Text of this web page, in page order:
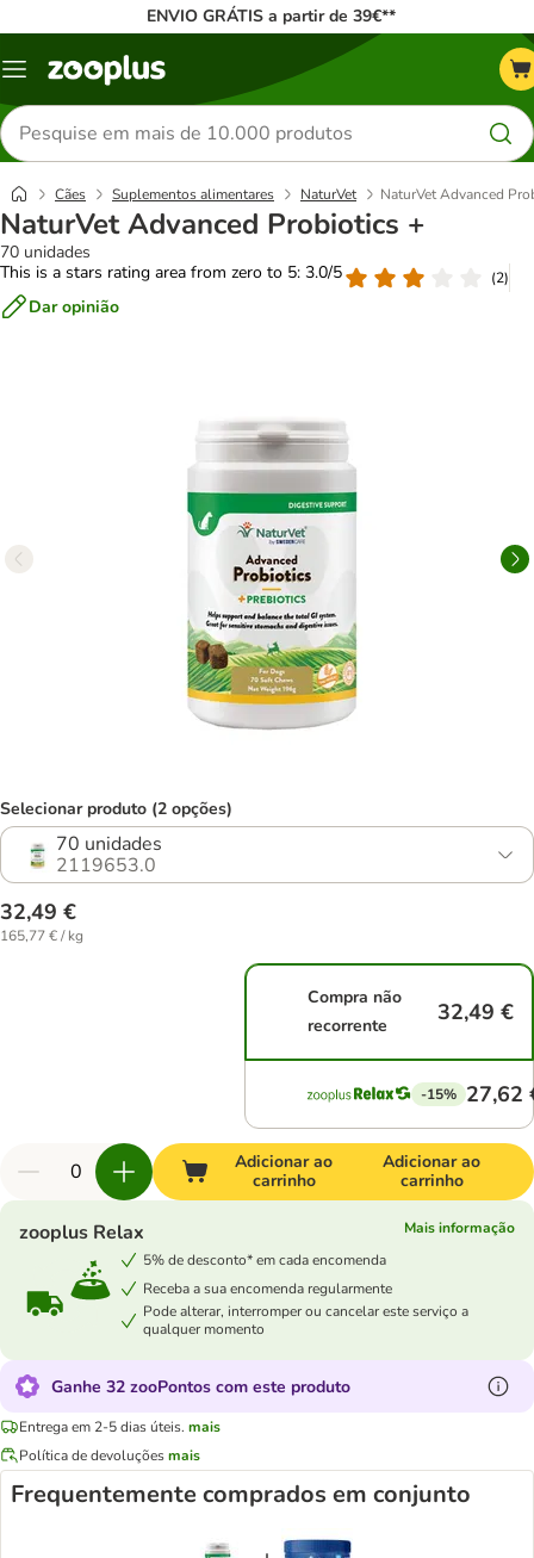
ENVIO GRÁTIS a partir de 39€**
Menu
Pesquisar
produtos
Cães Suplementos alimentares NaturVet NaturVet Advanced
NaturVet Advanced Probiotics +
70 unidades
This is a stars rating area from zero to 5: 3.0/5
(2)
Dar opinião
Selecionar produto (2 opções)
70 unidades
2119653.0
32,49 €
165,77 € / kg
Compra não
recorrente
32,49 €
-15% 27,62
Adicionar ao
carrinho
Adicionar ao
carrinho
zooplus Relax
Mais informação
5% de desconto* em cada encomenda
Receba a sua encomenda regularmente
Pode alterar, interromper ou cancelar este serviço a
qualquer momento
Ganhe 32 zooPontos com este produto
Entrega em 2-5 dias úteis. mais
Política de devoluçõesmais
Frequentemente comprados em conjunto